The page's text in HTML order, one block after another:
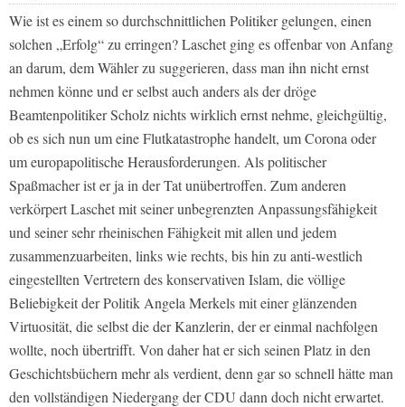
Wie ist es einem so durchschnittlichen Politiker gelungen, einen
solchen „Erfolg“ zu erringen? Laschet ging es offenbar von Anfang
an darum, dem Wähler zu suggerieren, dass man ihn nicht ernst
nehmen könne und er selbst auch anders als der dröge
Beamtenpolitiker Scholz nichts wirklich ernst nehme, gleichgültig,
ob es sich nun um eine Flutkatastrophe handelt, um Corona oder
um europapolitische Herausforderungen. Als politischer
Spaßmacher ist er ja in der Tat unübertroffen. Zum anderen
verkörpert Laschet mit seiner unbegrenzten Anpassungsfähigkeit
und seiner sehr rheinischen Fähigkeit mit allen und jedem
zusammenzuarbeiten, links wie rechts, bis hin zu anti-westlich
eingestellten Vertretern des konservativen Islam, die völlige
Beliebigkeit der Politik Angela Merkels mit einer glänzenden
Virtuosität, die selbst die der Kanzlerin, der er einmal nachfolgen
wollte, noch übertrifft. Von daher hat er sich seinen Platz in den
Geschichtsbüchern mehr als verdient, denn gar so schnell hätte man
den vollständigen Niedergang der CDU dann doch nicht erwartet.